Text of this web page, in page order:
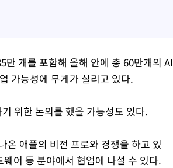
개를 포함해 올해 안에 총 60만개의 AI
가능성에 무게가 실리고 있다.
위한 논의를 했을 가능성도 있다.
온 애플의 비전 프로와 경쟁을 하고 있
어 등 분야에서 협업에 나설 수 있다.